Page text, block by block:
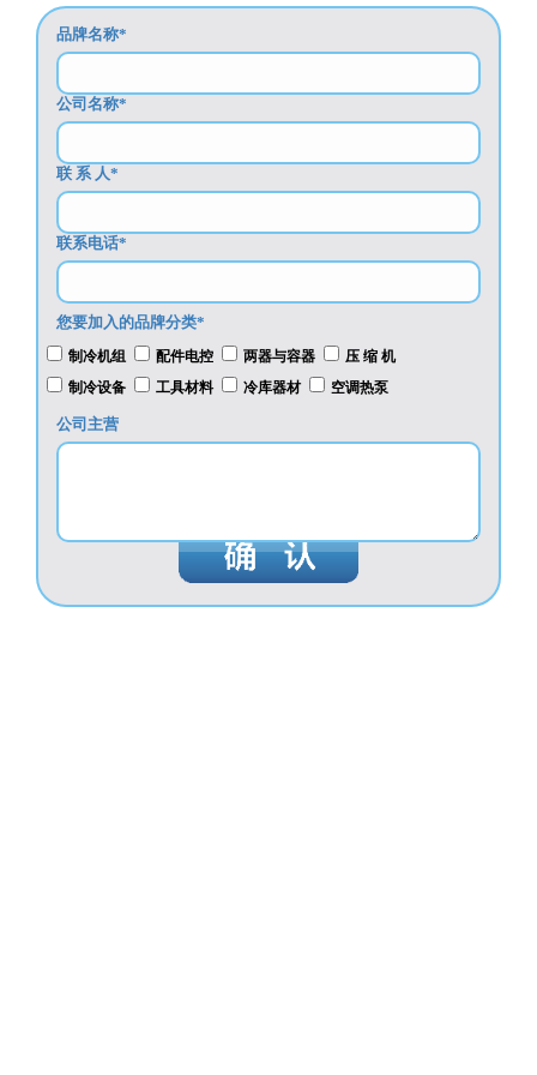
品牌名称*
公司名称*
联 系 人*
联系电话*
您要加入的品牌分类*
制冷机组 配件电控 两器与容器
压 缩 机
制冷设备
工具材料 冷库器材 空调热泵
公司主营